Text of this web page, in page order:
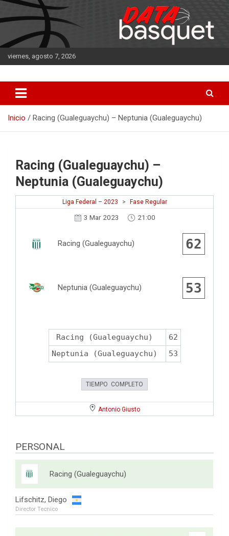
Saltar
al
contenido
viernes, agosto 7, 2026
DATA Basquet
Inicio Racing (Gualeguaychu) – Neptunia (Gualeguaychu)
Racing (Gualeguaychu) –
Neptunia (Gualeguaychu)
Liga Federal – 2023 > Fase Regular
3 Mar 2023 21:00
Racing (Gualeguaychu) 62
Neptunia (Gualeguaychu) 53
Racing (Gualeguaychu)
62
Neptunia (Gualeguaychu)
53
TIEMPO COMPLETO
Antonio Giusto
PERSONAL
Racing (Gualeguaychu)
Lifschitz, Diego
Director Tecnico